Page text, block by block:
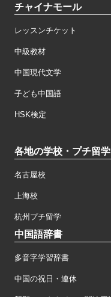
チャイナモール
レッスンチケット
中級教材
中国現代文学
子ども中国語
HSK検定
各地の学校・プチ留学
名古屋校
上海校
杭州プチ留学
中国語辞書
多音字学習辞書
中国の祝日・連休